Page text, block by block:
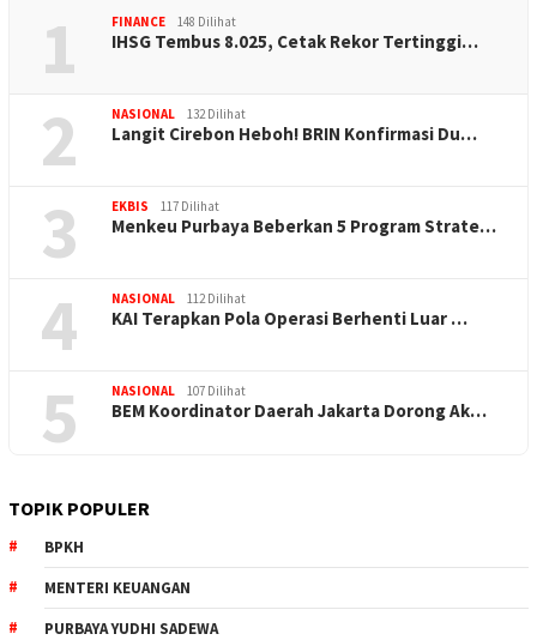
1 FINANCE 148 Dilihat
IHSG Tembus 8.025, Cetak Rekor Tertinggi…
2 NASIONAL 132 Dilihat
Langit Cirebon Heboh! BRIN Konfirmasi Du…
3 EKBIS 117 Dilihat
Menkeu Purbaya Beberkan 5 Program Strate…
4 NASIONAL 112 Dilihat
KAI Terapkan Pola Operasi Berhenti Luar …
5 NASIONAL 107 Dilihat
BEM Koordinator Daerah Jakarta Dorong Ak…
TOPIK POPULER
BPKH
MENTERI KEUANGAN
PURBAYA YUDHI SADEWA